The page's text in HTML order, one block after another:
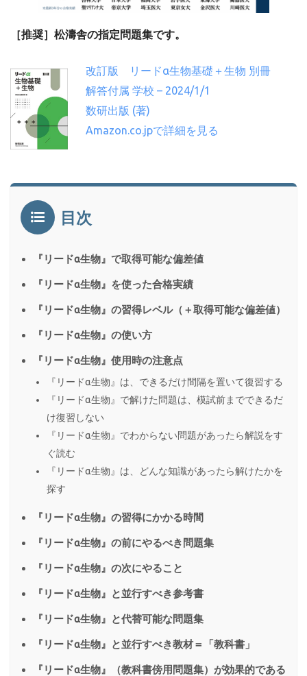
［推奨］松濤舎の指定問題集です。
改訂版 リードα生物基礎＋生物 別冊
解答付属 学校 – 2024/1/1
数研出版 (著)
Amazon.co.jpで詳細を見る
目次
『リードα生物』で取得可能な偏差値
『リードα生物』を使った合格実績
『リードα生物』の習得レベル（＋取得可能な偏差値）
『リードα生物』の使い方
『リードα生物』使用時の注意点
『リードα生物』は、できるだけ間隔を置いて復習する
『リードα生物』で解けた問題は、模試前までできるだ
け復習しない
『リードα生物』でわからない問題があったら解説をす
ぐ読む
『リードα生物』は、どんな知識があったら解けたかを
探す
『リードα生物』の習得にかかる時間
『リードα生物』の前にやるべき問題集
『リードα生物』の次にやること
『リードα生物』と並行すべき参考書
『リードα生物』と代替可能な問題集
『リードα生物』と並行すべき教材＝「教科書」
『リードα生物』（教科書傍用問題集）が効果的である